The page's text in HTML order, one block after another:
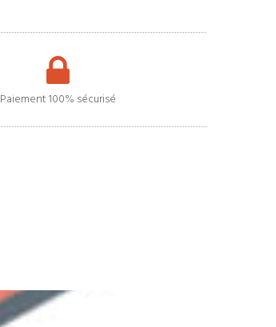
Paiement 100% sécurisé